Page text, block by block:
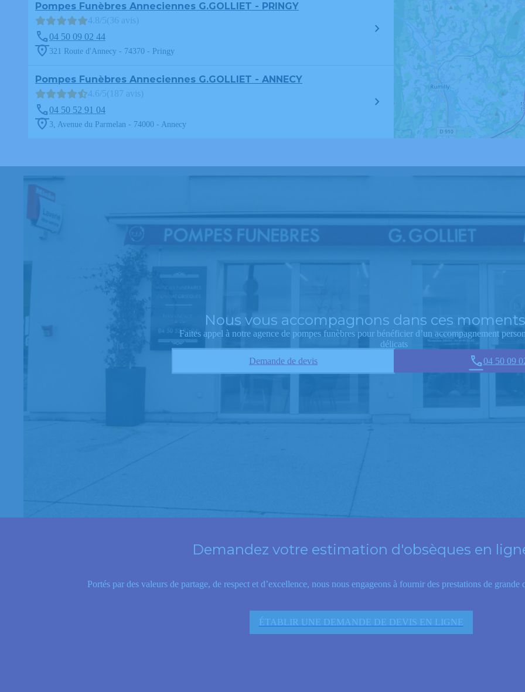
Pompes Funèbres Anneciennes G.GOLLIET - PRINGY
4.8/5(36 avis)
04 50 09 02 44
321 Route d'Annecy - 74370 - Pringy
Pompes Funèbres Anneciennes G.GOLLIET - ANNECY
4.6/5(187 avis)
04 50 52 91 04
3, Avenue du Parmelan - 74000 - Annecy
Nous vous accompagnons dans ces
Faites appel à notre agence de pompes funèbres pour bénéficier d’un accompagnement
délicats
Demande de devis
04 50 09
Demandez votre estimation d'obsèques en
Portés par des valeurs de partage, de respect et d’excellence, nous nous engageons à fournir des prestations de
ÉTABLIR UNE DEMANDE DE DEVIS EN LIGNE